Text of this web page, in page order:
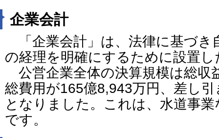
企業会計
「企業会計」は、法律に基づき
の経理を明確にするために設置
公営企業全体の決算規模は総収
総費用が165億8,943万円、差し
となりました。これは、水道事
です。